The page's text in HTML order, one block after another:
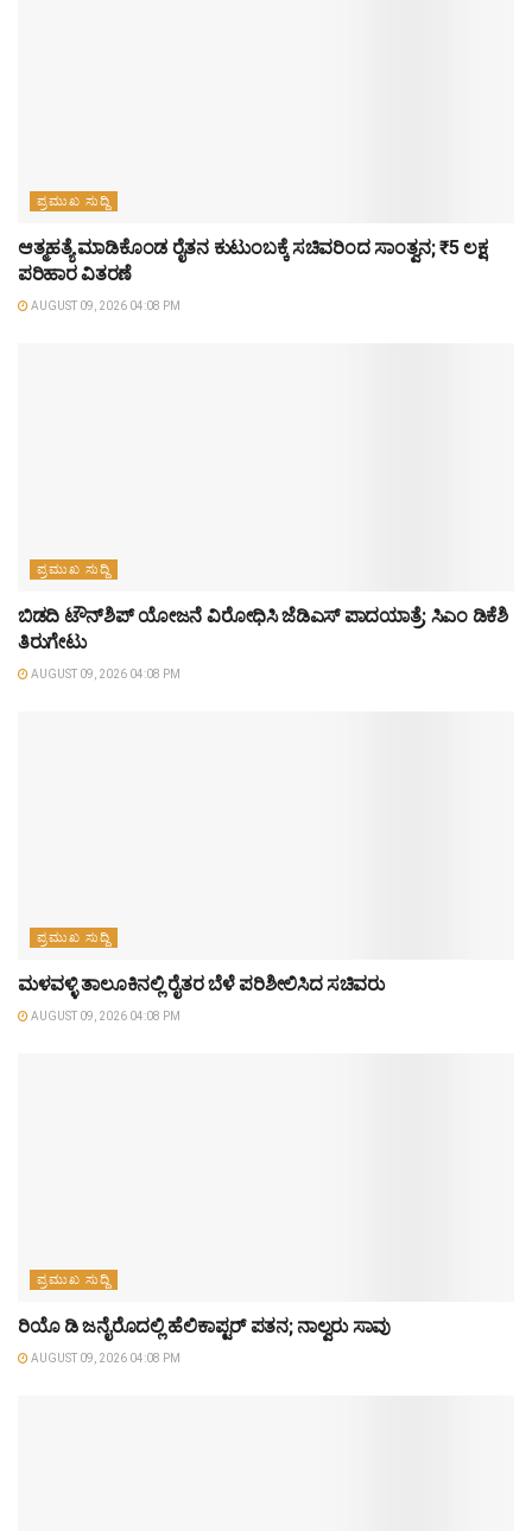
ಪ್ರಮುಖ ಸುದ್ದಿ
ಆತ್ಮಹತ್ಯೆ ಮಾಡಿಕೊಂಡ ರೈತನ ಕುಟುಂಬಕ್ಕೆ ಸಚಿವರಿಂದ ಸಾಂತ್ವನ; ₹5 ಲಕ್ಷ
ಪರಿಹಾರ ವಿತರಣೆ
AUGUST 09, 2026 04:08 PM
ಪ್ರಮುಖ ಸುದ್ದಿ
ಬಿಡದಿ ಟೌನ್‌ಶಿಪ್ ಯೋಜನೆ ವಿರೋಧಿಸಿ ಜೆಡಿಎಸ್ ಪಾದಯಾತ್ರೆ; ಸಿಎಂ ಡಿಕೆಶಿ
ತಿರುಗೇಟು
AUGUST 09, 2026 04:08 PM
ಪ್ರಮುಖ ಸುದ್ದಿ
ಮಳವಳ್ಳಿ ತಾಲೂಕಿನಲ್ಲಿ ರೈತರ ಬೆಳೆ ಪರಿಶೀಲಿಸಿದ ಸಚಿವರು
AUGUST 09, 2026 04:08 PM
ಪ್ರಮುಖ ಸುದ್ದಿ
ರಿಯೊ ಡಿ ಜನೈರೊದಲ್ಲಿ ಹೆಲಿಕಾಪ್ಟರ್ ಪತನ; ನಾಲ್ವರು ಸಾವು
AUGUST 09, 2026 04:08 PM